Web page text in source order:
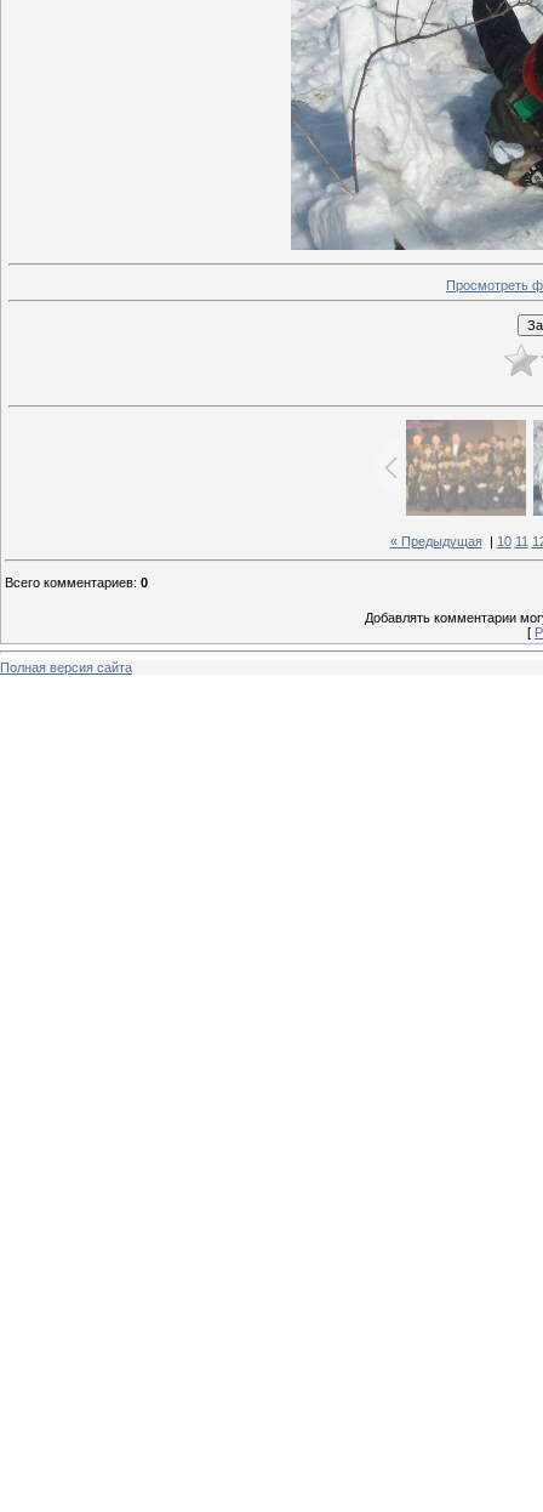
Просмотреть
« Предыдущая| 10 11
Всего комментариев: 0
Добавлять комментарии
[
Полная версия сайта